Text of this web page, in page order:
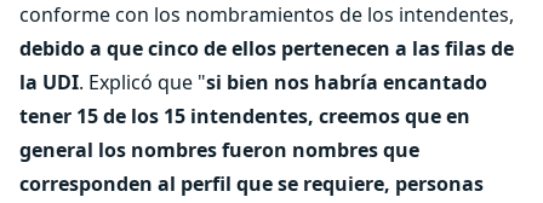
conforme con los nombramientos de los intendentes,
debido a que cinco de ellos pertenecen a las filas de
la UDI. Explicó que "si bien nos habría encantado
tener 15 de los 15 intendentes, creemos que en
general los nombres fueron nombres que
corresponden al perfil que se requiere, personas